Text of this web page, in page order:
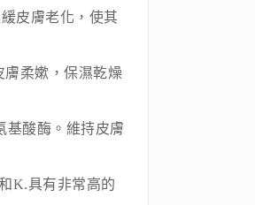
皮膚老化，使其
膚柔嫰，保濕乾燥
基酸酶。維持皮膚
K.具有非常高的